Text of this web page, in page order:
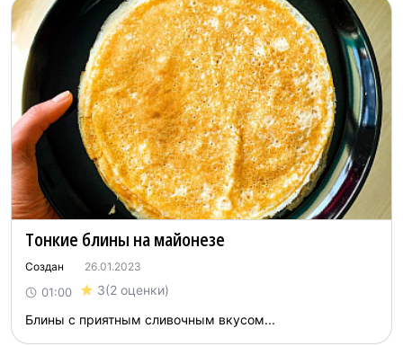
Тонкие блины на майонезе
Создан 26.01.2023
01:00 3(2 оценки)
Блины с приятным сливочным вкусом...